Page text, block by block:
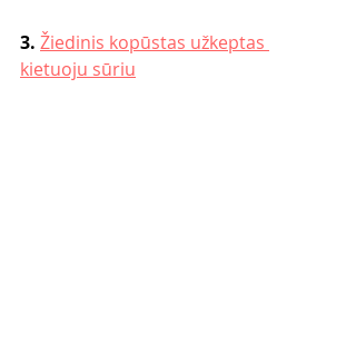
3. Žiedinis kopūstas užkeptas
kietuoju sūriu